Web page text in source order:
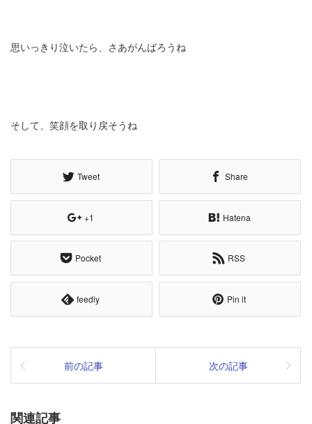
思いっきり泣いたら、さあがんばろうね
そして、笑顔を取り戻そうね
Tweet Share
+1 Hatena
Pocket RSS
feedly Pin it
前の記事 次の記事
関連記事